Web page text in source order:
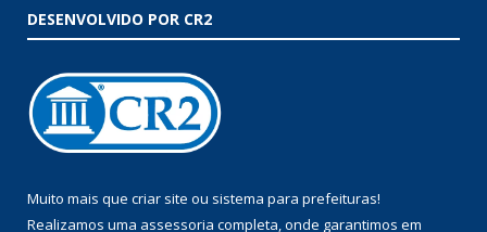
DESENVOLVIDO POR CR2
Muito mais que criar site ou sistema para prefeituras!
Realizamos uma assessoria completa, onde garantimos em